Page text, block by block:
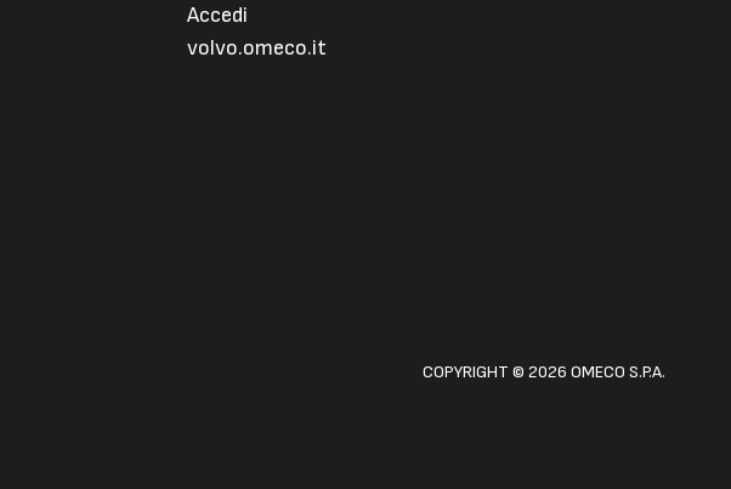
Accedi
volvo.omeco.it
COPYRIGHT © 2026 OMECO S.P.A.